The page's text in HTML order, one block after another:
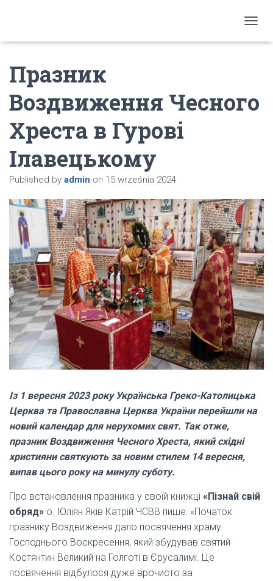
O
N
A
Празник
Воздвиження Чесного
Хреста в Гурові
Ілавецькому
Published by admin on 15 września 2024
Із 1 вересня 2023 року Українська Греко-Католицька
Церква та Православна Церква України перейшли на
новий календар для нерухомих свят. Так отже,
празник Воздвиження Чесного Хреста, який східні
християни святкують за новим стилем 14 вересня,
випав цього року на минулу суботу.
Про встановлення празника у своїй книжці «Пізнай свій
обряд» о. Юліян Яків Катрій ЧСВВ пише: «Початок
празнику Воздвиження дало посвячення храму
Господнього Воскресення, який збудував святий
Костянтин Великий на Голготі в Єрусалимі. Це
посвячення відбулося дуже врочисто за